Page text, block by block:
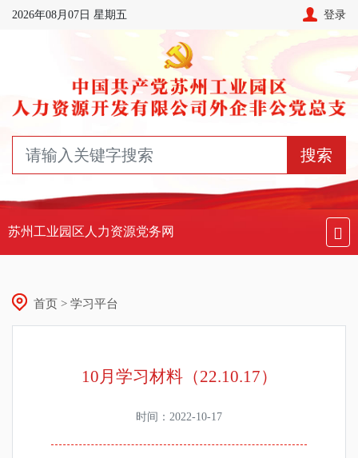
2026年08月07日 星期五 登录
搜索
苏州工业园区人力资源党务网
首页 > 学习平台
10月学习材料（22.10.17）
时间：2022-10-17